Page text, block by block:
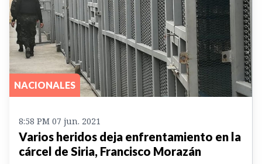
NACIONALES
8:58 PM 07 jun. 2021
Varios heridos deja enfrentamiento en la
cárcel de Siria, Francisco Morazán